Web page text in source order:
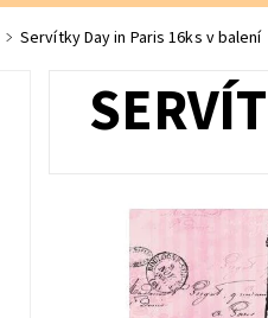
Servítky Day in Paris 16ks v balení